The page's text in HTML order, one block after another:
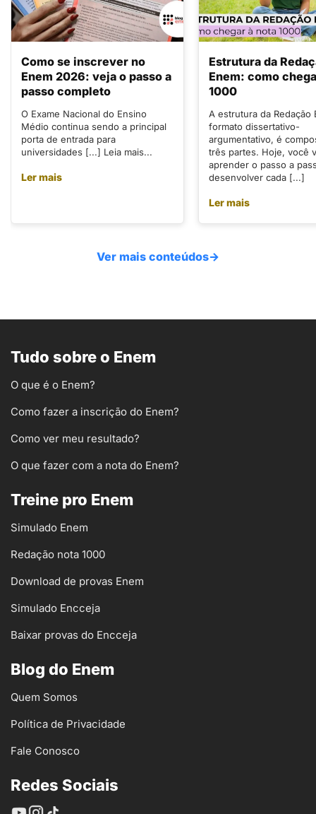
Como se inscrever no
Enem 2026: veja o passo a
passo completo
O Exame Nacional do Ensino
Médio continua sendo a principal
porta de entrada para
universidades [...] Leia mais...
Ler mais
Estrutura da
Enem: como
1000
A estrutura da Redação
formato dissertativo-
argumentativo, é
três partes. Hoje, você
aprender o passo a
desenvolver cada [...]
Ler mais
Ver mais conteúdos→
Tudo sobre o Enem
O que é o Enem?
Como fazer a inscrição do Enem?
Como ver meu resultado?
O que fazer com a nota do Enem?
Treine pro Enem
Simulado Enem
Redação nota 1000
Download de provas Enem
Simulado Encceja
Baixar provas do Encceja
Blog do Enem
Quem Somos
Política de Privacidade
Fale Conosco
Redes Sociais